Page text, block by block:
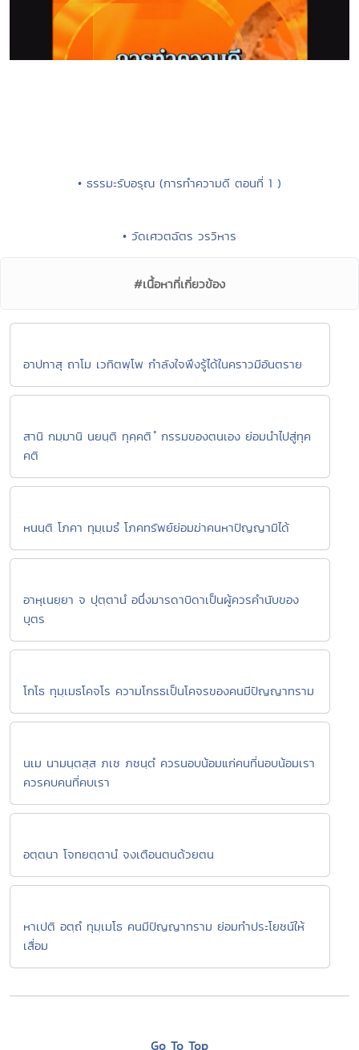
• ธรรมะรับอรุณ (การทำความดี ตอนที่ 1 )
• วัดเศวตฉัตร วรวิหาร
#เนื้อหาที่เกี่ยวข้อง
อาปทาสุ ถาโม เวทิตพฺโพ กำลังใจพึงรู้ได้ในคราวมีอันตราย
สานิ กมฺมานิ นยนฺติ ทุคฺคติ ํ กรรมของตนเอง ย่อมนำไปสู่ทุค
คติ
หนนฺติ โภคา ทุมฺเมธํ โภคทรัพย์ย่อมฆ่าคนหาปัญญามิได้
อาหุเนยฺยา จ ปุตฺตานํ อนึ่งมารดาบิดาเป็นผู้ควรคำนับของ
บุตร
โกโธ ทุมฺเมธโคจโร ความโกรธเป็นโคจรของคนมีปัญญาทราม
นเม นามนฺตสฺส ภเช ภชนฺตํ ควรนอบน้อมแก่คนที่นอบน้อมเรา
ควรคบคนที่คบเรา
อตฺตนา โจทยตฺตานํ จงเตือนตนด้วยตน
หาเปติ อตฺถํ ทุมฺเมโธ คนมีปัญญาทราม ย่อมทำประโยชน์ให้
เสื่อม
Go To Top